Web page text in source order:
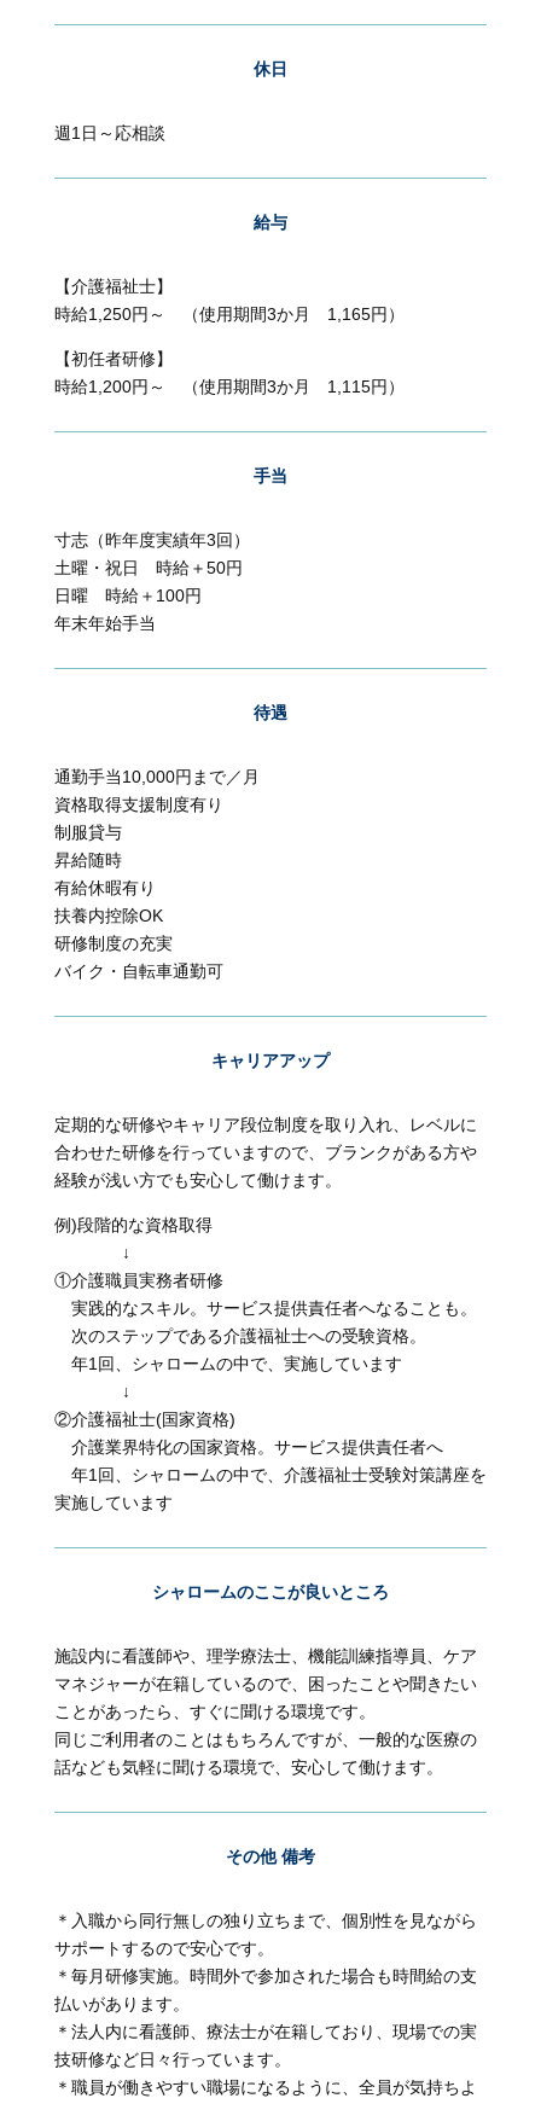
休日
週1日～応相談
給与
【介護福祉士】
時給1,250円～ （使用期間3か月 1,165円）
【初任者研修】
時給1,200円～ （使用期間3か月 1,115円）
手当
寸志（昨年度実績年3回）
土曜・祝日 時給＋50円
日曜 時給＋100円
年末年始手当
待遇
通勤手当10,000円まで／月
資格取得支援制度有り
制服貸与
昇給随時
有給休暇有り
扶養内控除OK
研修制度の充実
バイク・自転車通勤可
キャリアアップ
定期的な研修やキャリア段位制度を取り入れ、レベルに
合わせた研修を行っていますので、ブランクがある方や
経験が浅い方でも安心して働けます。
例)段階的な資格取得
↓
①介護職員実務者研修
実践的なスキル。サービス提供責任者へなることも。
次のステップである介護福祉士への受験資格。
年1回、シャロームの中で、実施しています
↓
②介護福祉士(国家資格)
介護業界特化の国家資格。サービス提供責任者へ
年1回、シャロームの中で、介護福祉士受験対策講座を
実施しています
シャロームのここが良いところ
施設内に看護師や、理学療法士、機能訓練指導員、ケア
マネジャーが在籍しているので、困ったことや聞きたい
ことがあったら、すぐに聞ける環境です。
同じご利用者のことはもちろんですが、一般的な医療の
話なども気軽に聞ける環境で、安心して働けます。
その他 備考
＊入職から同行無しの独り立ちまで、個別性を見ながら
サポートするので安心です。
＊毎月研修実施。時間外で参加された場合も時間給の支
払いがあります。
＊法人内に看護師、療法士が在籍しており、現場での実
技研修など日々行っています。
＊職員が働きやすい職場になるように、全員が気持ちよ